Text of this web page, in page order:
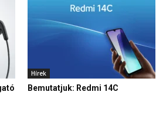
Hírek
Bemutatjuk: Redmi 14C